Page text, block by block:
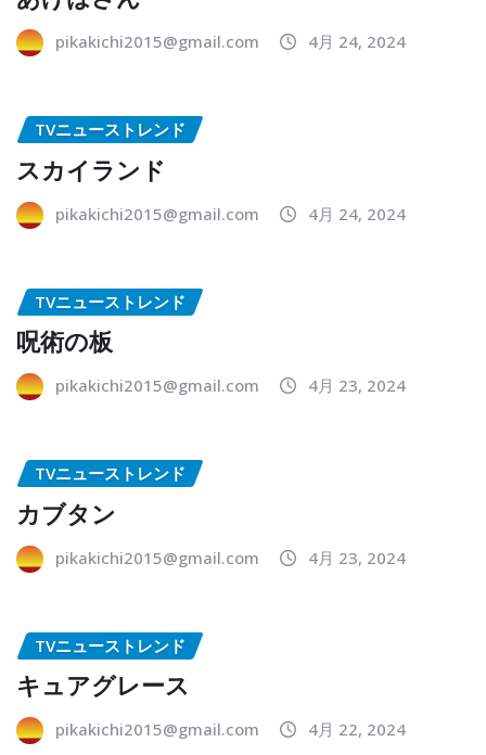
pikakichi2015@gmail.com 4月 24, 2024
TVニューストレンド
スカイランド
pikakichi2015@gmail.com 4月 24, 2024
TVニューストレンド
呪術の板
pikakichi2015@gmail.com 4月 23, 2024
TVニューストレンド
カブタン
pikakichi2015@gmail.com 4月 23, 2024
TVニューストレンド
キュアグレース
pikakichi2015@gmail.com 4月 22, 2024